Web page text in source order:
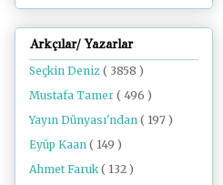
Arkçılar/ Yazarlar
Seçkin Deniz ( 3858 )
Mustafa Tamer ( 496 )
Yayın Dünyası'ndan ( 197 )
Eyüp Kaan ( 149 )
Ahmet Faruk ( 132 )